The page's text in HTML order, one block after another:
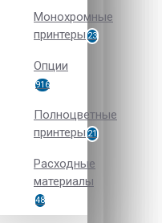
Монохромные
принтеры 23
Опции
916
Полноцветные
принтеры 21
Расходные
материалы
48